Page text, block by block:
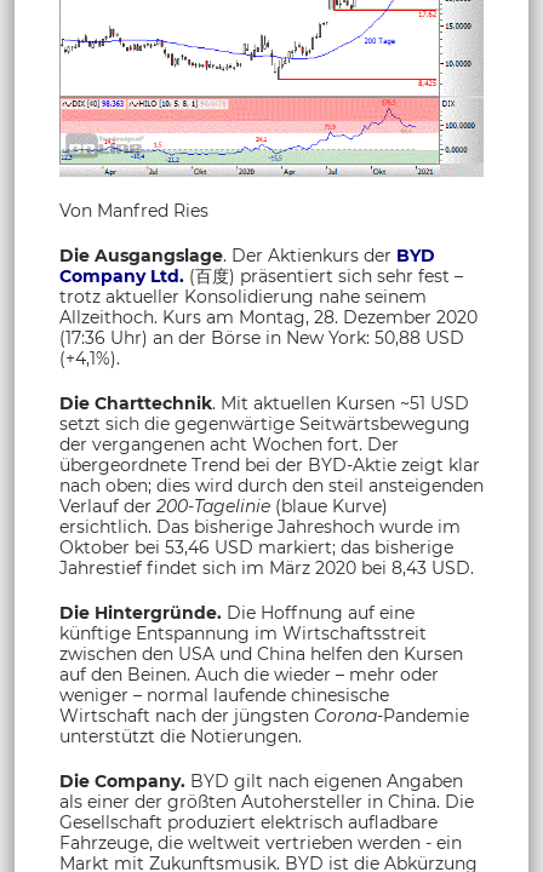
Von Manfred Ries
Die Ausgangslage. Der Aktienkurs der BYD
Company Ltd. (百度) präsentiert sich sehr fest –
trotz aktueller Konsolidierung nahe seinem
Allzeithoch. Kurs am Montag, 28. Dezember 2020
(17:36 Uhr) an der Börse in New York: 50,88 USD
(+4,1%).
Die Charttechnik. Mit aktuellen Kursen ~51 USD
setzt sich die gegenwärtige Seitwärtsbewegung
der vergangenen acht Wochen fort. Der
übergeordnete Trend bei der BYD-Aktie zeigt klar
nach oben; dies wird durch den steil ansteigenden
Verlauf der 200-Tagelinie (blaue Kurve)
ersichtlich. Das bisherige Jahreshoch wurde im
Oktober bei 53,46 USD markiert; das bisherige
Jahrestief findet sich im März 2020 bei 8,43 USD.
Die Hintergründe. Die Hoffnung auf eine
künftige Entspannung im Wirtschaftsstreit
zwischen den USA und China helfen den Kursen
auf den Beinen. Auch die wieder – mehr oder
weniger – normal laufende chinesische
Wirtschaft nach der jüngsten Corona-Pandemie
unterstützt die Notierungen.
Die Company. BYD gilt nach eigenen Angaben
als einer der größten Autohersteller in China. Die
Gesellschaft produziert elektrisch aufladbare
Fahrzeuge, die weltweit vertrieben werden - ein
Markt mit Zukunftsmusik. BYD ist die Abkürzung